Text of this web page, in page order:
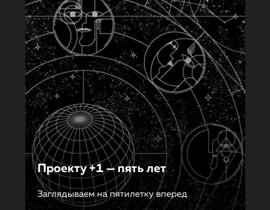
Проекту +1 — пять лет
Заглядываем на пятилетку вперед